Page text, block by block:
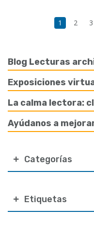
Blog Lecturas
Exposiciones
La calma lectora:
Ayúdanos a
Categorías
Etiquetas
Paginación Página
1 Page
2 3